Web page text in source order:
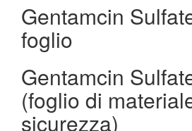
Gentamcin
foglio
Gentamcin
(foglio di
sicurezza)